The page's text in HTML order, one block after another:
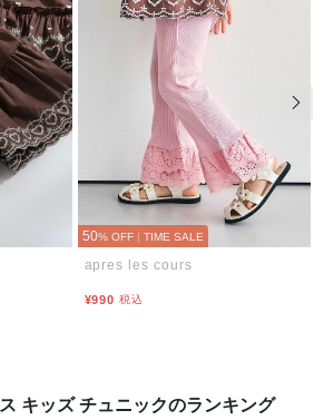
50% OFF | TIME SALE
apres les cours
¥990 税込
次
キッズ チュニックのランキング